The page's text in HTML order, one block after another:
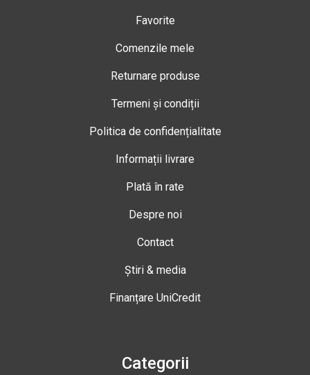
Favorite
Comenzile mele
Returnare produse
Termeni și condiții
Politica de confidențialitate
Informații livrare
Plată în rate
Despre noi
Contact
Știri & media
Finanțare UniCredit
Categorii